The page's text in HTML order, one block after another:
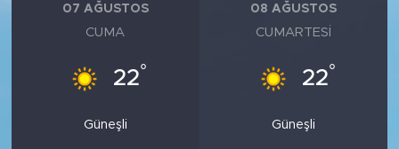
07 AĞUSTOS
CUMA
22°
Güneşli
08 AĞUSTOS
CUMARTESI
22°
Güneşli
MEDYA KÖŞESİ